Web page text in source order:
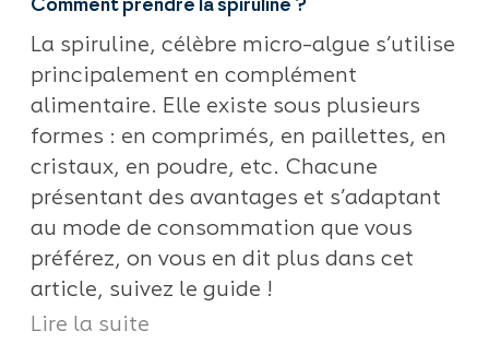
La spiruline, célèbre micro-algue s’utilise
principalement en complément
alimentaire. Elle existe sous plusieurs
formes : en comprimés, en paillettes, en
cristaux, en poudre, etc. Chacune
présentant des avantages et s’adaptant
au mode de consommation que vous
préférez, on vous en dit plus dans cet
article, suivez le guide !
Lire la suite